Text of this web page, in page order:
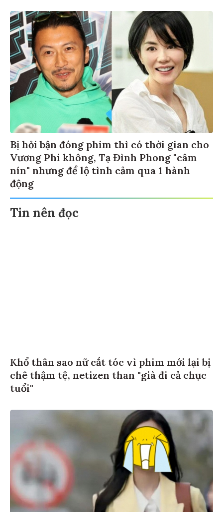
Bị hỏi bận đóng phim thì có thời gian cho
Vương Phi không, Tạ Đình Phong "câm
nín" nhưng để lộ tình cảm qua 1 hành
động
Tin nên đọc
Khổ thân sao nữ cắt tóc vì phim mới lại bị
chê thậm tệ, netizen than "già đi cả chục
tuổi"